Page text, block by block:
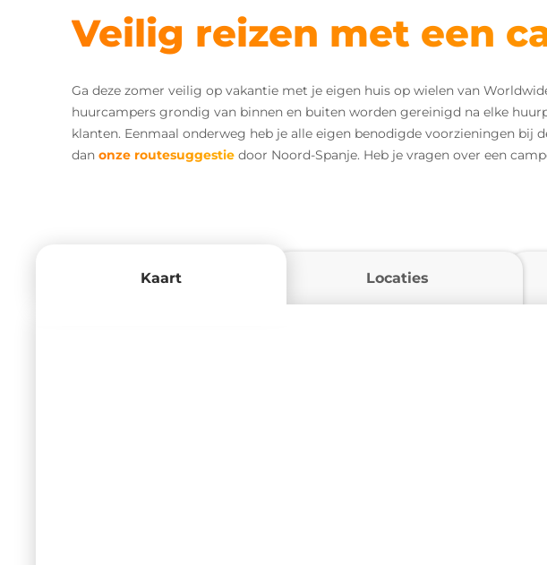
Veilig reizen met een
Ga deze zomer veilig op vakantie met je eigen huis op wielen van
huurcampers grondig van binnen en buiten worden gereinigd na elke
klanten. Eenmaal onderweg heb je alle eigen benodigde voorzieningen bij
dan onze routesuggestie door Noord-Spanje. Heb je vragen over een
Kaart Locaties